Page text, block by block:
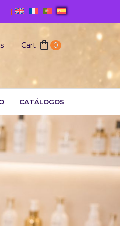
Cart 0
CATÁLOGOS